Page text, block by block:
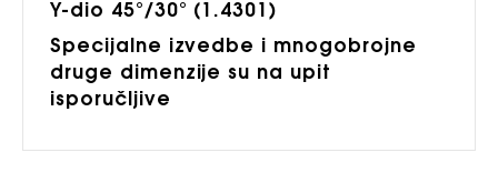
Y-dio 45°/30° (1.4301)
Specijalne izvedbe i mnogobrojne
druge dimenzije su na upit
isporučljive